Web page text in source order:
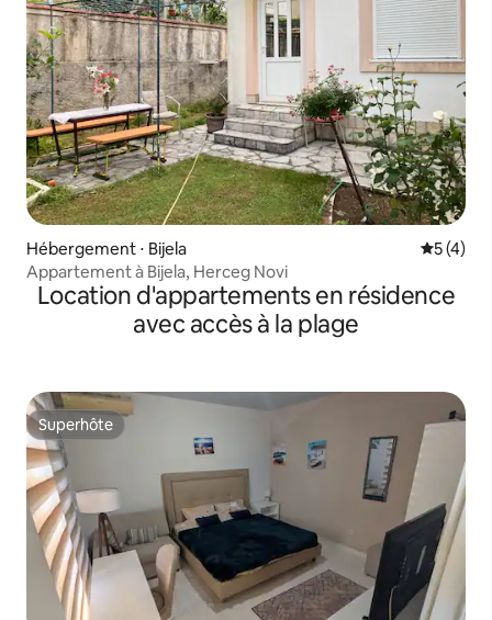
Hébergement ⋅ Bijela
5 (4)
Appartement à Bijela, Herceg Novi
Location d'appartements en résidence
avec accès à la plage
Superhôte
Superhôte